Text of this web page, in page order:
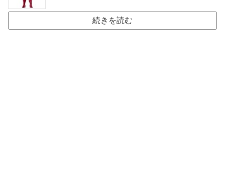
続きを読む